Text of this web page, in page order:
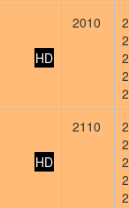
HD
2010
HD
2110